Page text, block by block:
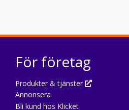
För företag
Produkter & tjänster
Annonsera
Bli kund hos Klicket